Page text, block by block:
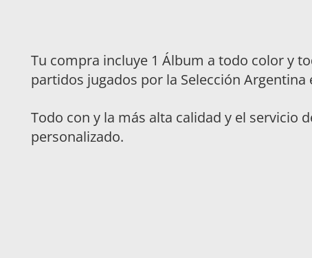
Tu compra incluye 1 Álbum a todo color y
partidos jugados por la Selección
Todo con y la más alta calidad y el servicio
personalizado.